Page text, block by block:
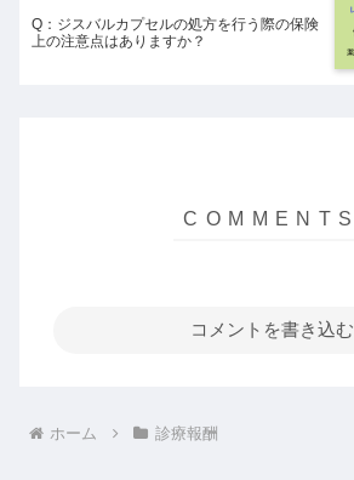
Q：ジスバルカプセルの処方を行う際の保険
上の注意点はありますか？
コメントを書き込む
ホーム 診療報酬